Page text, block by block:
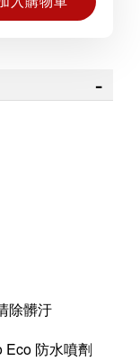
除髒汙
Eco 防水噴劑